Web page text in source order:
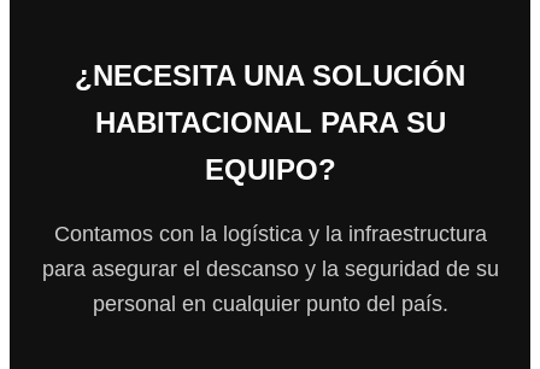
¿NECESITA UNA SOLUCIÓN
HABITACIONAL PARA SU
EQUIPO?
Contamos con la logística y la infraestructura
para asegurar el descanso y la seguridad de su
personal en cualquier punto del país.